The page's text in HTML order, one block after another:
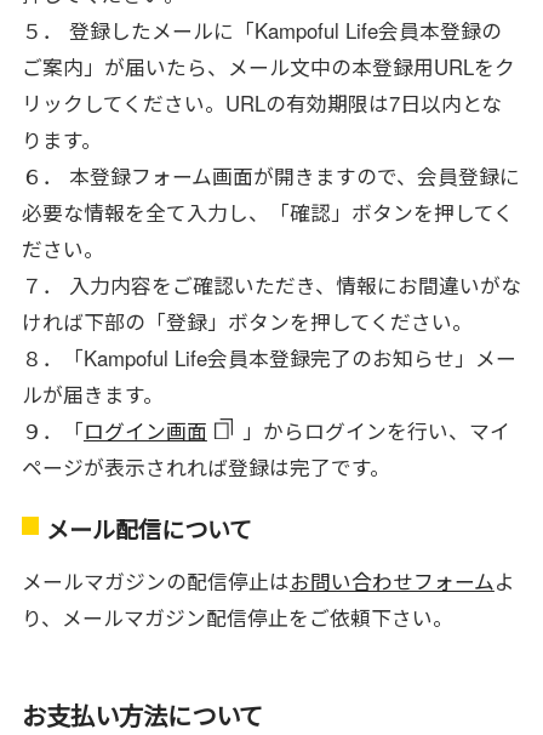
５． 登録したメールに「Kampoful Life会員本登録の
ご案内」が届いたら、メール文中の本登録用URLをク
リックしてください。URLの有効期限は7日以内とな
ります。
６． 本登録フォーム画面が開きますので、会員登録に
必要な情報を全て入力し、「確認」ボタンを押してく
ださい。
７． 入力内容をご確認いただき、情報にお間違いがな
ければ下部の「登録」ボタンを押してください。
８．「Kampoful Life会員本登録完了のお知らせ」メー
ルが届きます。
９．「ログイン画面
」からログインを行い、マイ
ページが表示されれば登録は完了です。
メール配信について
メールマガジンの配信停止はお問い合わせフォームよ
り、メールマガジン配信停止をご依頼下さい。
お支払い方法について